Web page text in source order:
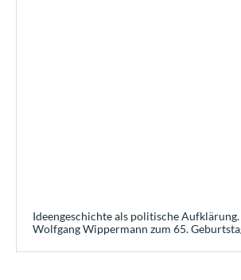
Ideengeschichte als politische
Wolfgang Wippermann zum 65.